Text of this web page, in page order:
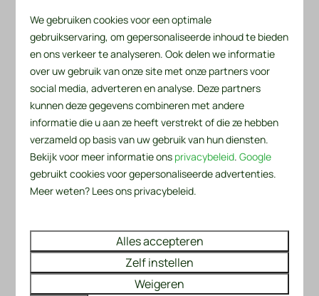
Reserveer nu jouw vergadering bij Villa aan 't Wiel en
ervaar de perfecte combinatie van comfort, rust en
productiviteit. Neem vandaag nog contact met ons
op voor beschikbaarheid en tarieven.
We gebruiken cookies voor een optimale
gebruikservaring, om gepersonaliseerde inhoud te bieden
en ons verkeer te analyseren. Ook delen we informatie
over uw gebruik van onze site met onze partners voor
social media, adverteren en analyse. Deze partners
kunnen deze gegevens combineren met andere
informatie die u aan ze heeft verstrekt of die ze hebben
verzameld op basis van uw gebruik van hun diensten.
Bekijk voor meer informatie ons privacybeleid.Google
gebruikt cookies voor gepersonaliseerde advertenties.
Meer weten? Lees ons privacybeleid.
Alles accepteren
Zelf instellen
Weigeren